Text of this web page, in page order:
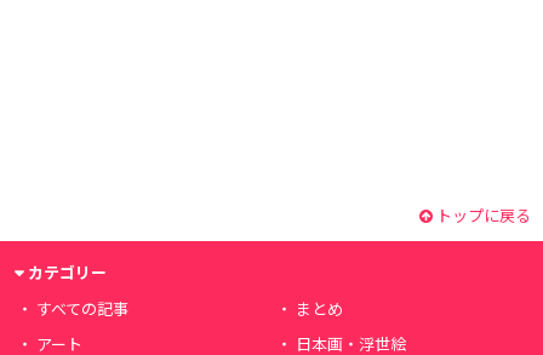
トップに戻る
カテゴリー
すべての記事
まとめ
アート
日本画・浮世絵